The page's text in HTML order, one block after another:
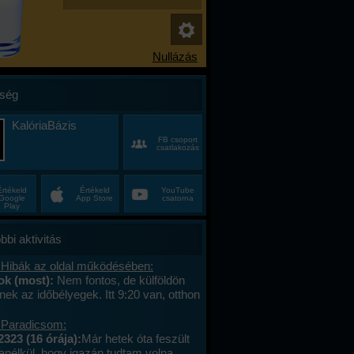
KalóriaBázis
FB csoport
csatlakozás
Play
Értékeld
App Store
YouTube
csatorna
aktivitás
az oldal működésében:
(most): Nem fontos, de külföldön
az időbélyegek. Itt 9:20 van, otthon
8:20, de már tízórainak vette, és utolsó
1:01 perce volt.
(16 órája):Már hetek óta feszült